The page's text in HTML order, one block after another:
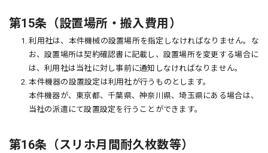
第15条（設置場所・搬入費用）
1. 利用社は、本件機械の設置場所を指定しなければなりません。な
お、設置場所は契約確認書に記載し、設置場所を変更する場合に
は、利用社は当社に対し事前に通知しなければなりません。
2. 本件機器の設置設定は利用社が行うものとします。
本件機器が、東京都、千葉県、神奈川県、埼玉県にある場合は、
当社の派遣にて設置設定を行うことができます。
第16条（スリホ月間耐久枚数等）